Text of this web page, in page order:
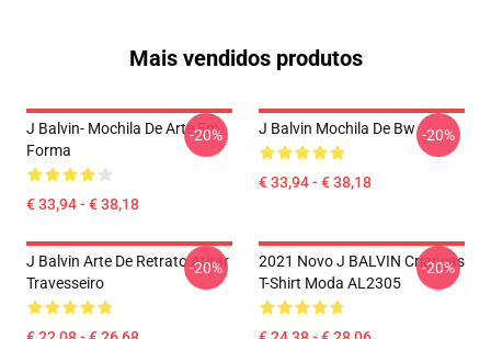
Mais vendidos produtos
J Balvin- Mochila De Arte Em
Forma
€ 33,94 - € 38,18
-20% J Balvin Mochila De Bw
€ 33,94 - € 38,18
-20%
J Balvin Arte De Retrato Atirar
Travesseiro
-20%
2021 Novo J BALVIN Crianças
T-Shirt Moda AL2305
-20%